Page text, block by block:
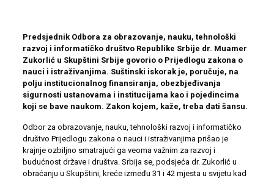
Predsjednik Odbora za obrazovanje, nauku, tehnološki
razvoj i informatičko društvo Republike Srbije dr. Muamer
Zukorlić u Skupštini Srbije govorio o Prijedlogu zakona o
nauci i istraživanjima. Suštinski iskorak je, poručuje, na
polju institucionalnog finansiranja, obezbjeđivanja
sigurnosti ustanovama i institucijama kao i pojedincima
koji se bave naukom. Zakon kojem, kaže, treba dati šansu.
Odbor za obrazovanje, nauku, tehnološki razvoj i informatičko
društvo Prijedlogu zakona o nauci i istraživanjima prišao je
krajnje ozbiljno smatrajući ga veoma važnim za razvoj i
budućnost države i društva. Srbija se, podsjeća dr. Zukorlić u
obraćanju u Skupštini, kreće između 31 i 42 mjesta u svijetu kad